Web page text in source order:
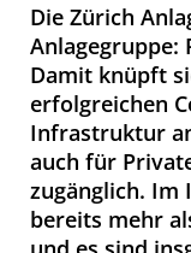
Die Zürich
Anlagegruppe:
Damit knüpft
erfolgreichen
Infrastruktur
auch für
zugänglich.
bereits mehr